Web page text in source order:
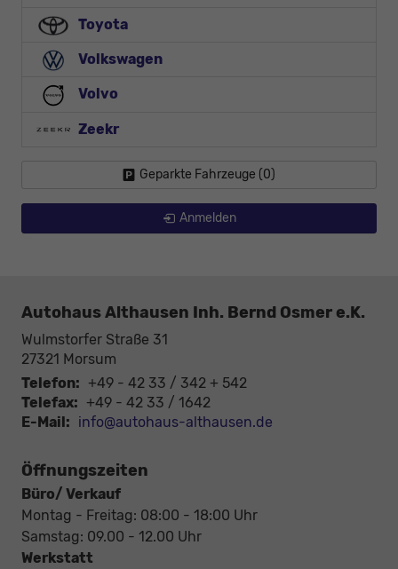
Toyota
Volkswagen
Volvo
Zeekr
Geparkte Fahrzeuge (0)
Anmelden
Autohaus Althausen Inh. Bernd Osmer e.K.
Wulmstorfer Straße 31
27321 Morsum
Telefon: +49 - 42 33 / 342 + 542
Telefax: +49 - 42 33 / 1642
E-Mail: info@autohaus-althausen.de
Öffnungszeiten
Büro/ Verkauf
Montag - Freitag: 08:00 - 18:00 Uhr
Samstag: 09.00 - 12.00 Uhr
Werkstatt